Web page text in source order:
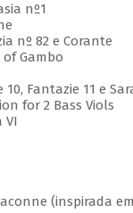
nº1
nº 82 e Corante
Gambo
Fantazie 11 e
for 2 Bass Viols
VI
(inspirada